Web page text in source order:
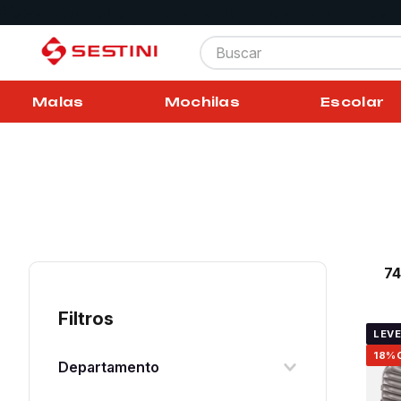
Buscar
Malas Mochilas Escolar
Filtros
Departamento
74
18%